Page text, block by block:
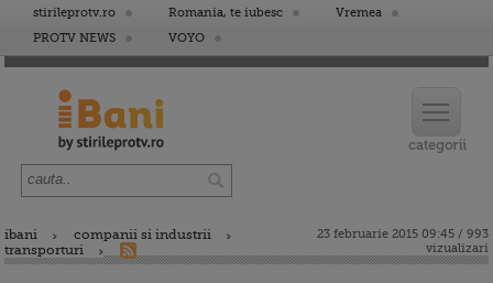
stirileprotv.ro Romania, te iubesc
Vremea
PROTV NEWS
VOYO
ibani
companii si industrii
transporturi
23 februarie 2015 09:45 / 993
vizualizari